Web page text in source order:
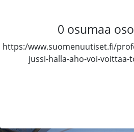
0 osumaa
https:/www.suomenuutiset.fi/
jussi-halla-aho-voi-